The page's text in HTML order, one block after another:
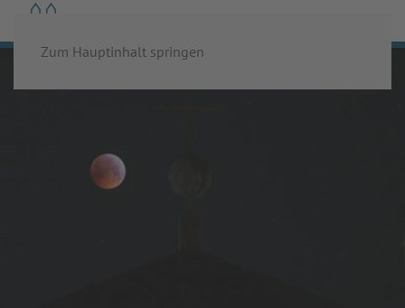
Zum Hauptinhalt springen